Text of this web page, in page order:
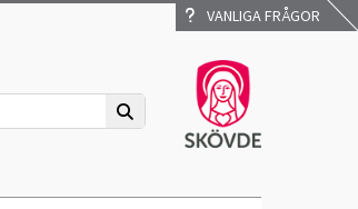
VANLIGA FRÅGOR